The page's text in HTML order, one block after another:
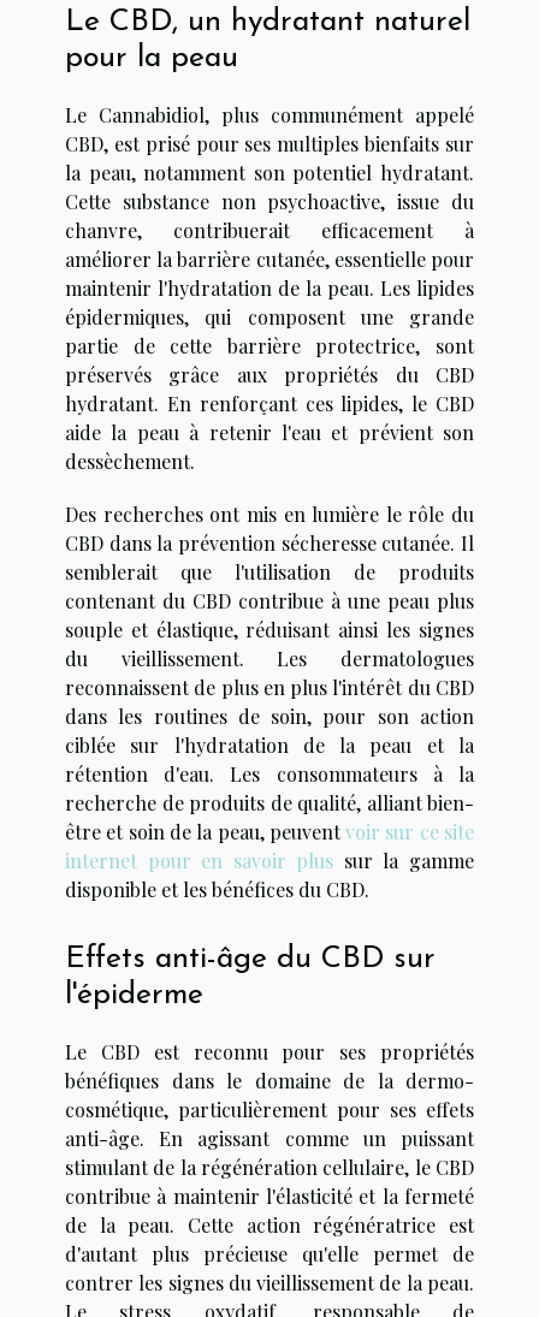
Le CBD, un hydratant naturel
pour la peau
Le Cannabidiol, plus communément appelé
CBD, est prisé pour ses multiples bienfaits sur
la peau, notamment son potentiel hydratant.
Cette substance non psychoactive, issue du
chanvre, contribuerait efficacement à
améliorer la barrière cutanée, essentielle pour
maintenir l'hydratation de la peau. Les lipides
épidermiques, qui composent une grande
partie de cette barrière protectrice, sont
préservés grâce aux propriétés du CBD
hydratant. En renforçant ces lipides, le CBD
aide la peau à retenir l'eau et prévient son
dessèchement.
Des recherches ont mis en lumière le rôle du
CBD dans la prévention sécheresse cutanée. Il
semblerait que l'utilisation de produits
contenant du CBD contribue à une peau plus
souple et élastique, réduisant ainsi les signes
du vieillissement. Les dermatologues
reconnaissent de plus en plus l'intérêt du CBD
dans les routines de soin, pour son action
ciblée sur l'hydratation de la peau et la
rétention d'eau. Les consommateurs à la
recherche de produits de qualité, alliant bien-
être et soin de la peau, peuventvoir sur ce site
internet pour en savoir plus sur la gamme
disponible et les bénéfices du CBD.
Effets anti-âge du CBD sur
l'épiderme
Le CBD est reconnu pour ses propriétés
bénéfiques dans le domaine de la dermo-
cosmétique, particulièrement pour ses effets
anti-âge. En agissant comme un puissant
stimulant de la régénération cellulaire, le CBD
contribue à maintenir l'élasticité et la fermeté
de la peau. Cette action régénératrice est
d'autant plus précieuse qu'elle permet de
contrer les signes du vieillissement de la peau.
Le stress oxydatif, responsable de